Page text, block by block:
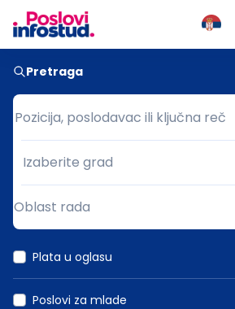
Pretraga
Pozicija, poslodavac ili ključna reč
Pozicija, poslodavac ili ključna reč
Grad
Izaberite grad
Oblast rada
Plata u oglasu
Poslovi za mlade